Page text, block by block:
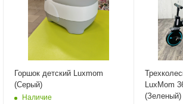
Горшок детский Luxmom
(Серый)
Наличие
LuxMom
(Зеленый)